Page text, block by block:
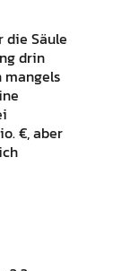
die Säule
drin
mangels
€, aber